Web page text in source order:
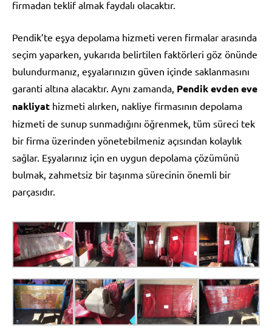
firmadan teklif almak faydalı olacaktır.
Pendik’te eşya depolama hizmeti veren firmalar arasında
seçim yaparken, yukarıda belirtilen faktörleri göz önünde
bulundurmanız, eşyalarınızın güven içinde saklanmasını
garanti altına alacaktır. Aynı zamanda, Pendik evden eve
nakliyat hizmeti alırken, nakliye firmasının depolama
hizmeti de sunup sunmadığını öğrenmek, tüm süreci tek
bir firma üzerinden yönetebilmeniz açısından kolaylık
sağlar. Eşyalarınız için en uygun depolama çözümünü
bulmak, zahmetsiz bir taşınma sürecinin önemli bir
parçasıdır.